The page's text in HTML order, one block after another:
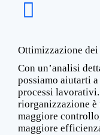
Ottimizzazione
Con un’analisi
possiamo aiutarti
processi
riorganizzazione è
maggiore
maggiore